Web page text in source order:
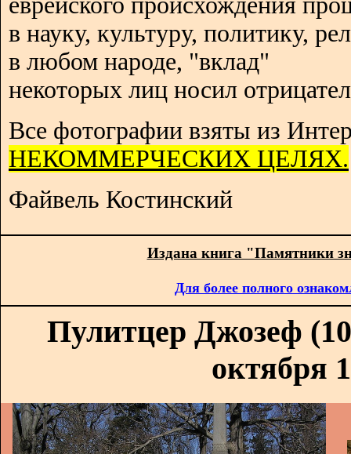
в науку, культуру, политику,
в любом народе, "вклад"
некоторых лиц носил
Все фотографии взяты из
НЕКОММЕРЧЕСКИХ ЦЕЛЯХ.
Файвель Костинский
Издана книга "Памятники
Для более полного
Пулитцер Джозеф (10
октября